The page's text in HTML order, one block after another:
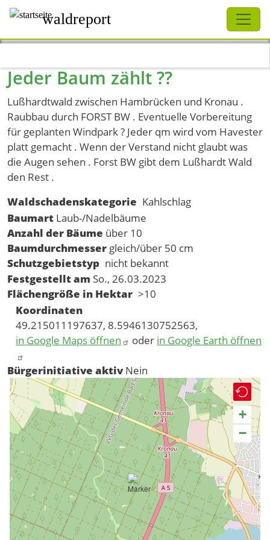
waldreport
Jeder Baum zählt ??
Lußhardtwald zwischen Hambrücken und Kronau .
Raubbau durch FORST BW . Eventuelle Vorbereitung
für geplanten Windpark ? Jeder qm wird vom Havester
platt gemacht . Wenn der Verstand nicht glaubt was
die Augen sehen . Forst BW gibt dem Lußhardt Wald
den Rest .
Waldschadenskategorie Kahlschlag
Baumart Laub-/Nadelbäume
Anzahl der Bäume über 10
Baumdurchmesser gleich/über 50 cm
Schutzgebietstyp nicht bekannt
Festgestellt am So., 26.03.2023
Flächengröße in Hektar >10
Koordinaten
49.215011197637, 8.5946130752563,
in Google Maps öffnen
oder in Google Earth öffnen
Bürgerinitiative aktiv Nein
+
−
Schliessen